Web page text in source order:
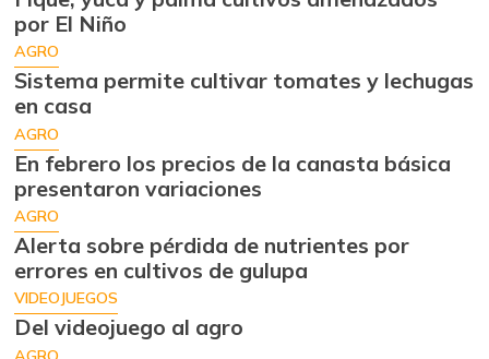
por El Niño
AGRO
Sistema permite cultivar tomates y lechugas
en casa
AGRO
En febrero los precios de la canasta básica
presentaron variaciones
AGRO
Alerta sobre pérdida de nutrientes por
errores en cultivos de gulupa
VIDEOJUEGOS
Del videojuego al agro